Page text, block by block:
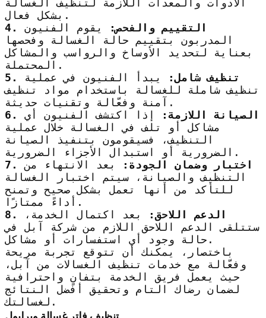
الأدوات والمعدات اللازمة لتنظيف الغسالة
بشكل فعال.
4. التقييم والفحص:
يقوم الفنيون
المدربون بتقييم حالة الغسالة وفحصها
بعناية لتحديد الأوساخ والرواسب والمشاكل
المحتملة.
5. تنظيف شامل:
يبدأ الفنيون في عملية
تنظيف شاملة للغسالة باستخدام مواد تنظيف
آمنة وفعّالة وتقنيات حديثة.
6. الصيانة اللازمة:
إذا اكتشف الفنيون أي
مشاكل أو تلف في الغسالة خلال عملية
التنظيف، فسيقومون بتنفيذ الصيانة
الضرورية أو استبدال الأجزاء الضرورية.
7. اختبار وضمان الجودة:
بعد الانتهاء من
التنظيف والصيانة، سيتم اختبار الغسالة
للتأكد من أنها تعمل بشكل صحيح وتمنح
أداءً ممتازًا.
8. الدعم اللاحق:
بعد اكتمال الخدمة،
ستتلقى الدعم اللاحق اللازم من شركة آبل في
حالة وجود أي استفسارات أو مشاكل.
باختصار، يمكنك أن تتوقع تجربة مريحة
وفعّالة مع خدمات تنظيف الغسالات من آبل،
حيث يعمل فريق الخدمة بتفانٍ واحترافية
لضمان رضاك التام وتحقيق أفضل النتائج
لغسالتك.